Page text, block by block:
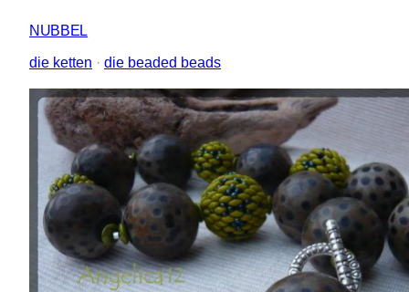
NUBBEL
die ketten · die beaded beads